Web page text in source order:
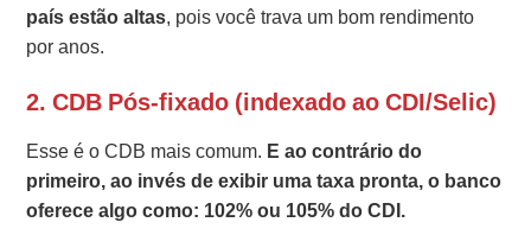
país estãoaltas, pois você trava um bom rendimento
por anos.
2. CDB Pós-fixado (indexado ao CDI/Selic)
Esse é o CDB mais comum. E ao contrário do
primeiro, ao invés de exibir uma taxa pronta, o banco
oferece algo como: 102% ou 105% do CDI.